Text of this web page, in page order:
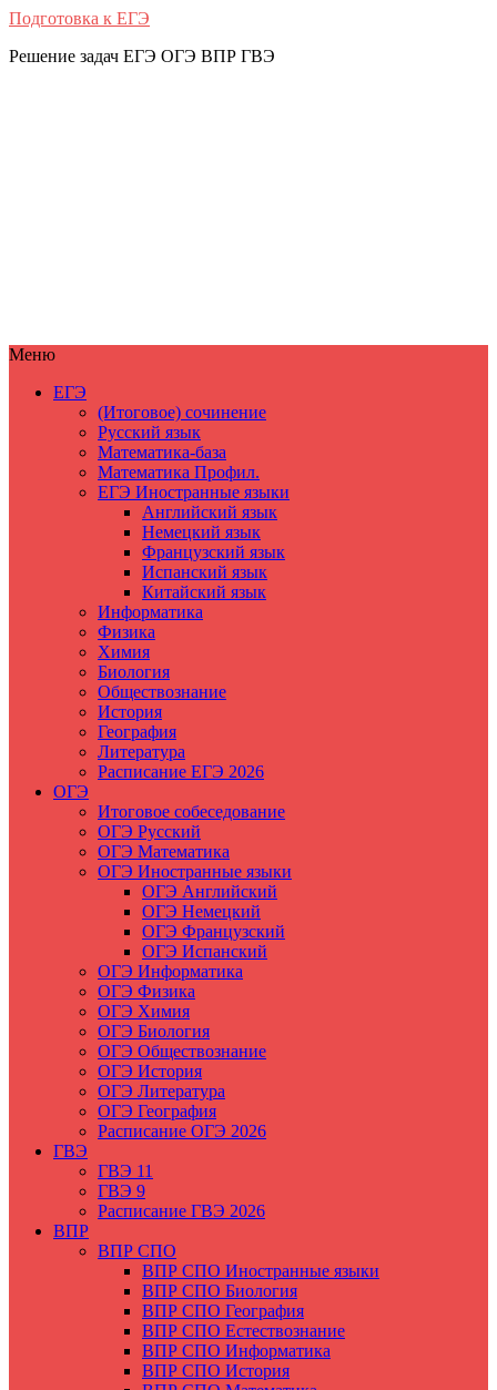
Подготовка к ЕГЭ
Решение задач ЕГЭ ОГЭ ВПР ГВЭ
Меню
ЕГЭ
(Итоговое) сочинение
Русский язык
Математика-база
Математика Профил.
ЕГЭ Иностранные языки
Английский язык
Немецкий язык
Французский язык
Испанский язык
Китайский язык
Информатика
Физика
Химия
Биология
Обществознание
История
География
Литература
Расписание ЕГЭ 2026
ОГЭ
Итоговое собеседование
ОГЭ Русский
ОГЭ Математика
ОГЭ Иностранные языки
ОГЭ Английский
ОГЭ Немецкий
ОГЭ Французский
ОГЭ Испанский
ОГЭ Информатика
ОГЭ Физика
ОГЭ Химия
ОГЭ Биология
ОГЭ Обществознание
ОГЭ История
ОГЭ Литература
ОГЭ География
Расписание ОГЭ 2026
ГВЭ
ГВЭ 11
ГВЭ 9
Расписание ГВЭ 2026
ВПР
ВПР СПО
ВПР СПО Иностранные языки
ВПР СПО Биология
ВПР СПО География
ВПР СПО Естествознание
ВПР СПО Информатика
ВПР СПО История